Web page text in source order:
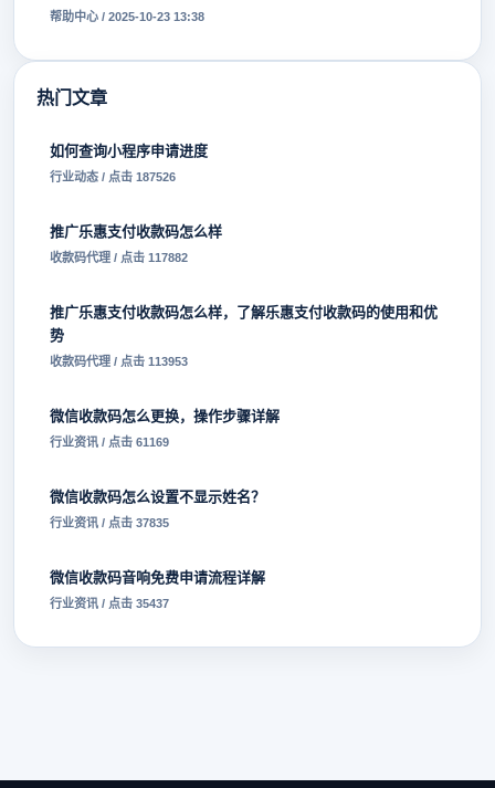
帮助中心 / 2025-10-23 13:38
热门文章
如何查询小程序申请进度
行业动态 / 点击 187526
推广乐惠支付收款码怎么样
收款码代理 / 点击 117882
推广乐惠支付收款码怎么样，了解乐惠支付收款码的使用和优
势
收款码代理 / 点击 113953
微信收款码怎么更换，操作步骤详解
行业资讯 / 点击 61169
微信收款码怎么设置不显示姓名？
行业资讯 / 点击 37835
微信收款码音响免费申请流程详解
行业资讯 / 点击 35437